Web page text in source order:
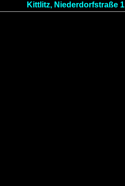
Kittlitz, Niederdorfstraße 1